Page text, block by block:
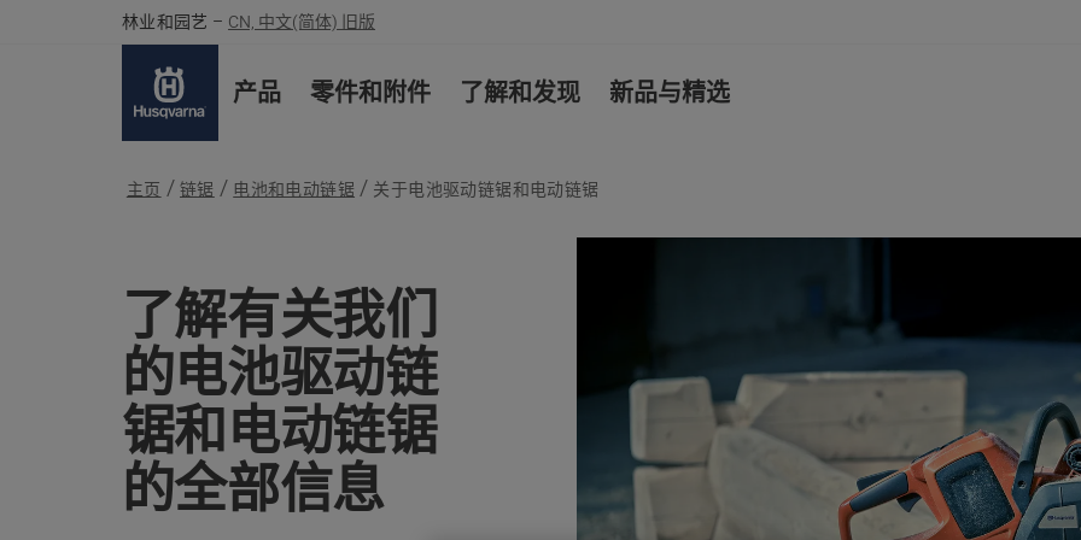
林业和园艺 – CN, 中文(简体) 旧版
产品 零件和附件 了解和发现 新品与精选
主页 链锯 电池和电动链锯 关于电池驱动链锯和电动链锯
了解有关我们
的电池驱动链
锯和电动链锯
的全部信息